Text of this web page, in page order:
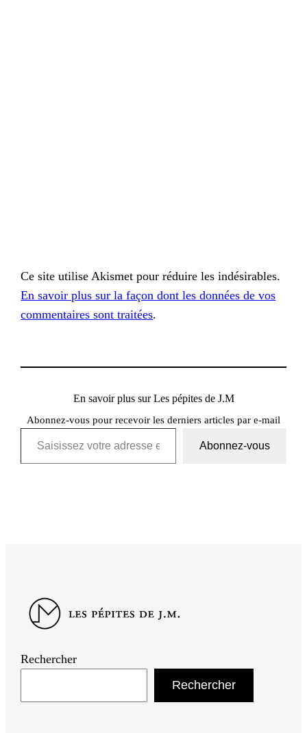
Ce site utilise Akismet pour réduire les indésirables.
En savoir plus sur la façon dont les données de vos
commentaires sont traitées.
En savoir plus sur Les pépites de J.M
Abonnez-vous pour recevoir les derniers articles par e-mail
Saisissez votre adresse e-mail…
Abonnez-vous
Rechercher
Rechercher